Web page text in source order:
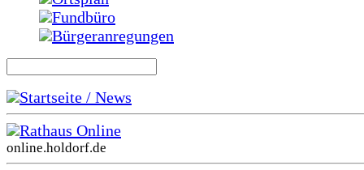
Fundbüro
Bürgeranregungen
Startseite / News
Rathaus Online
online.holdorf.de